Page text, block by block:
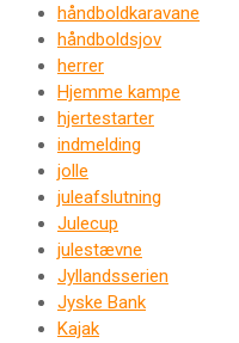
håndboldkaravane
håndboldsjov
herrer
Hjemme kampe
hjertestarter
indmelding
jolle
juleafslutning
Julecup
julestævne
Jyllandsserien
Jyske Bank
Kajak